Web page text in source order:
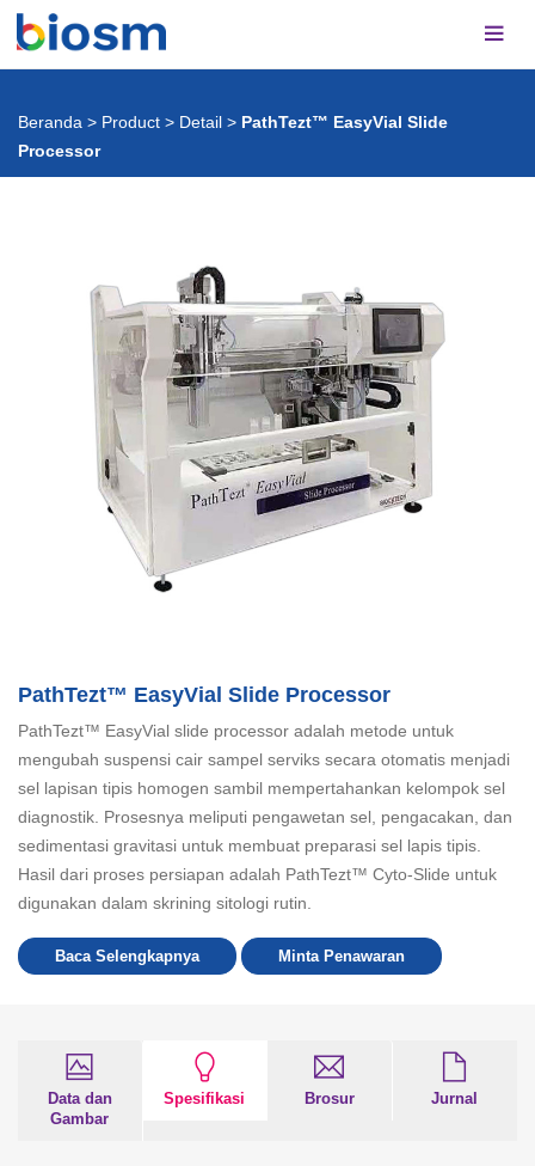
Beranda > Product > Detail > PathTezt™ EasyVial Slide
Processor
PathTezt™ EasyVial Slide Processor
PathTezt™ EasyVial slide processor adalah metode untuk
mengubah suspensi cair sampel serviks secara otomatis menjadi
sel lapisan tipis homogen sambil mempertahankan kelompok sel
diagnostik. Prosesnya meliputi pengawetan sel, pengacakan, dan
sedimentasi gravitasi untuk membuat preparasi sel lapis tipis.
Hasil dari proses persiapan adalah PathTezt™ Cyto-Slide untuk
digunakan dalam skrining sitologi rutin.
Baca Selengkapnya Minta Penawaran
Data dan
Gambar
Spesifikasi Brosur Jurnal